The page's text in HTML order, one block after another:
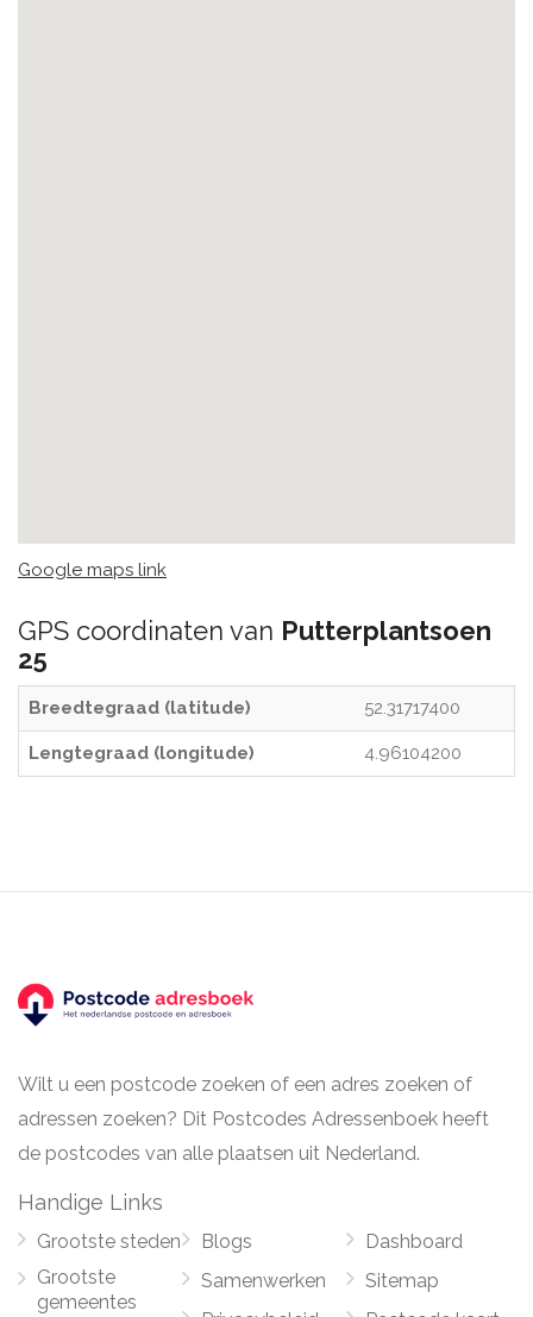
Google maps link
GPS coordinaten van Putterplantsoen
25
Breedtegraad (latitude) 52.31717400
Lengtegraad (longitude) 4.96104200
Wilt u een postcode zoeken of een adres zoeken of
adressen zoeken? Dit Postcodes Adressenboek heeft
de postcodes van alle plaatsen uit Nederland.
Handige Links
Grootste steden
Grootste
gemeentes
Blogs
Samenwerken
Dashboard
Sitemap